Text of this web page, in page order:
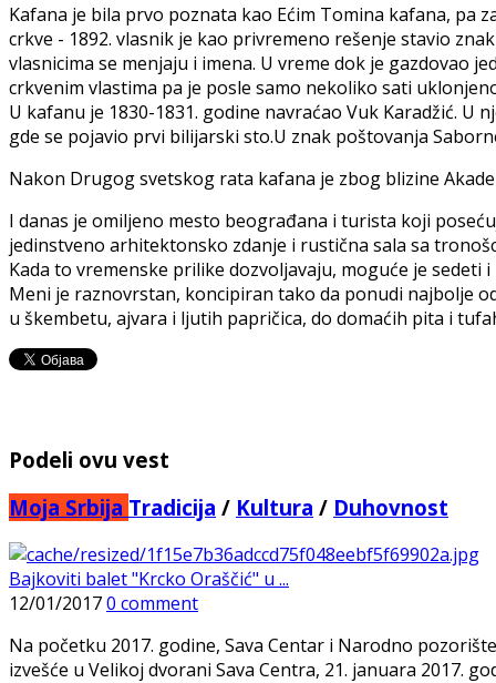
Kafana je bila prvo poznata kao Ećim Tomina kafana, pa
crkve - 1892. vlasnik je kao privremeno rešenje stavio
vlasnicima se menjaju i imena. U vreme dok je gazdovao
crkvenim vlastima pa je posle samo nekoliko sati
U kafanu je 1830-1831. godine navraćao Vuk Karadžić.
gde se pojavio prvi bilijarski sto.U znak poštovanja
Nakon Drugog svetskog rata kafana je zbog blizine
I danas je omiljeno mesto beograđana i turista koji
jedinstveno arhitektonsko zdanje i rustična sala sa
Kada to vremenske prilike dozvoljavaju, moguće je
Meni je raznovrstan, koncipiran tako da ponudi najbolje
u škembetu, ajvara i ljutih papričica, do domaćih pita i
Podeli ovu vest
Moja Srbija Tradicija / Kultura / Duhovnost
Bajkoviti balet "Krcko Oraščić" u ...
12/01/20170 comment
Na početku 2017. godine, Sava Centar i Narodno
izvešće u Velikoj dvorani Sava Centra, 21. januara 2017.